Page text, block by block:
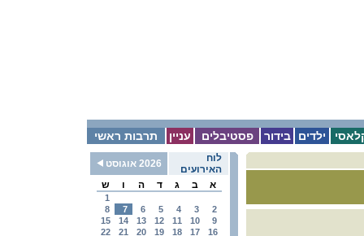
תרבות ראשי עניין פסטיבלים בידור ילדים
לוח
האירועים
2026 אוגוסט
א
ב ג ד ה ו ש
1
2
3
4
5
6
7
8
9
10
11
12
13
14
15
16
17
18
19
20
21
22